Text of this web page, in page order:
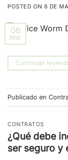
POSTED ON 6 DE
06
Mar
Continuar
Publicado en
CONTRATOS
¿Qué debe
ser seguro y